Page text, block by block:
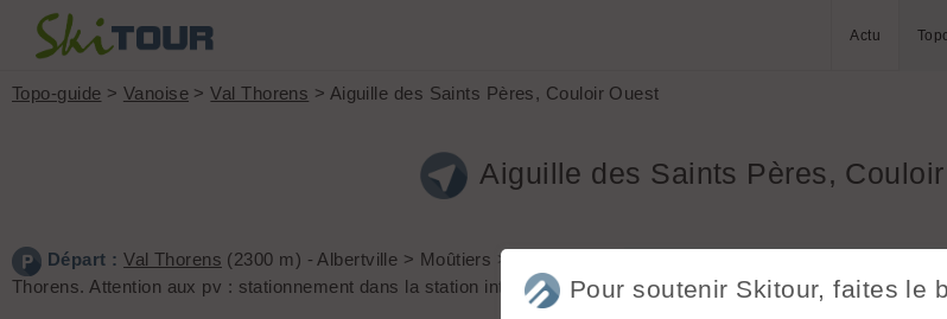
Actu
Topo-guide > Vanoise >Val Thorens > Aiguille des Saints Pères, Couloir Ouest
Aiguille des Saints Pères,
Sommet :
Aiguille des Saints Pères
Départ :Val Thorens (2300 m) - Albertville > Moûtiers > Val
Thorens. Attention aux pv : stationnement dans la station interdit.
Pour soutenir Skitour, faites le